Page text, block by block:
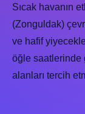
Sıcak havanın
(Zonguldak)
ve hafif
öğle saatlerinde
alanları tercih